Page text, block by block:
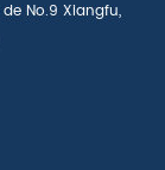
No.9 Xiangfu,